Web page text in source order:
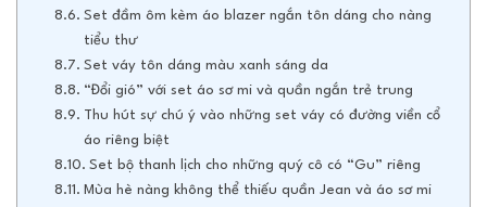
Set đầm ôm kèm áo blazer ngắn tôn dáng cho nàng
tiểu thư
Set váy tôn dáng màu xanh sáng da
“Đổi gió” với set áo sơ mi và quần ngắn trẻ trung
Thu hút sự chú ý vào những set váy có đường viền cổ
áo riêng biệt
Set bộ thanh lịch cho những quý cô có “Gu” riêng
Mùa hè nàng không thể thiếu quần Jean và áo sơ mi